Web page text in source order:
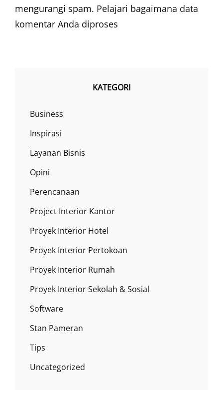
mengurangi spam. Pelajari bagaimana data
komentar Anda diproses
KATEGORI
Business
Inspirasi
Layanan Bisnis
Opini
Perencanaan
Project Interior Kantor
Proyek Interior Hotel
Proyek Interior Pertokoan
Proyek Interior Rumah
Proyek Interior Sekolah & Sosial
Software
Stan Pameran
Tips
Uncategorized